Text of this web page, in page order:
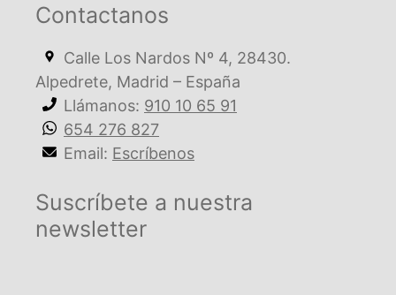
Contactanos
Calle Los Nardos Nº 4, 28430.
Alpedrete, Madrid – España
Llámanos: 910 10 65 91
654 276 827
Email: Escríbenos
Suscríbete a nuestra
newsletter